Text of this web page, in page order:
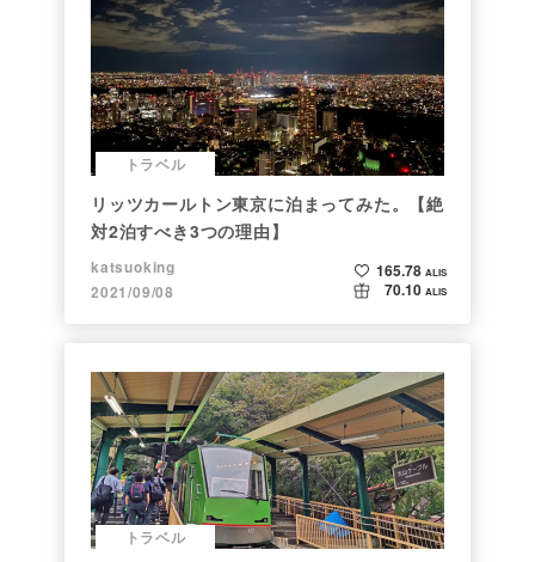
トラベル
リッツカールトン東京に泊まってみた。【絶
対2泊すべき3つの理由】
katsuoking
2021/09/08
165.78 ALIS
70.10 ALIS
トラベル